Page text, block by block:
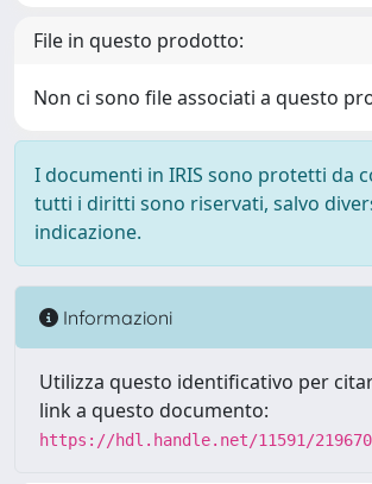
File in questo prodotto:
Non ci sono file associati a questo
I documenti in IRIS sono protetti da
tutti i diritti sono riservati, salvo
indicazione.
Informazioni
Utilizza questo identificativo per
link a questo documento:
https://hdl.handle.net/11591/219670